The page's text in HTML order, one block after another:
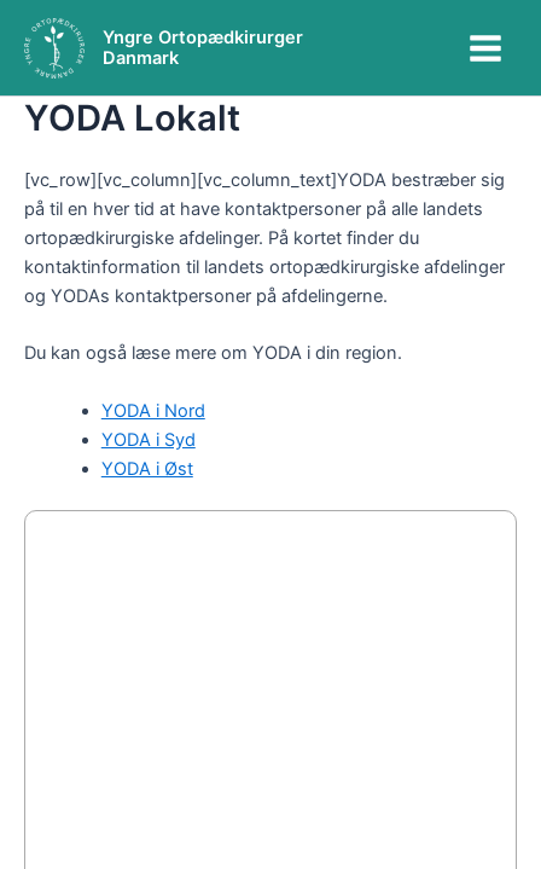
indholdet
Yngre Ortopædkirurger
Danmark
Menu
YODA Lokalt
[vc_row][vc_column][vc_column_text]YODA bestræber sig
på til en hver tid at have kontaktpersoner på alle landets
ortopædkirurgiske afdelinger. På kortet finder du
kontaktinformation til landets ortopædkirurgiske afdelinger
og YODAs kontaktpersoner på afdelingerne.
Du kan også læse mere om YODA i din region.
YODA i Nord
YODA i Syd
YODA i Øst